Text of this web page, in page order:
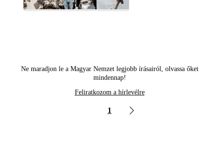
Ne maradjon le a Magyar Nemzet legjobb írásairól, olvassa őket
mindennap!
Feliratkozom a hírlevélre
1